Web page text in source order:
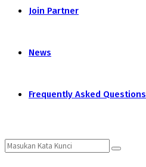
Join Partner
News
Frequently Asked Questions
Search
Search